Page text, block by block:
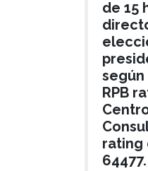
de 15
RPB
rating
64477.